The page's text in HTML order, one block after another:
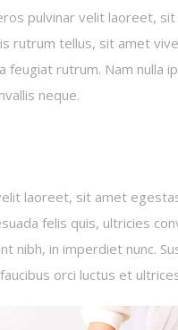
pulvinar velit laoreet,
rutrum tellus, sit amet
feugiat rutrum. Nam nulla
neque.
laoreet, sit amet
felis quis, ultricies
nibh, in imperdiet nunc.
orci luctus et